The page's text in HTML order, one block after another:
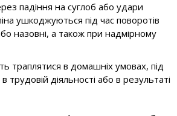
падіння на суглоб або удари
ушкоджуються під час поворотів
назовні, а також при надмірному
траплятися в домашніх умовах, під
трудовій діяльності або в результаті